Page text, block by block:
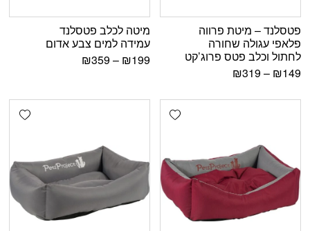
פטסלנד – מיטת פרווה
פלאפי עגולה שחורה
לחתול וכלב פטס פרוג’קט
₪149
–
₪319
מיטה לכלב פטסלנד
עמידה למים צבע אדום
₪199
–
₪359
Add wishlist